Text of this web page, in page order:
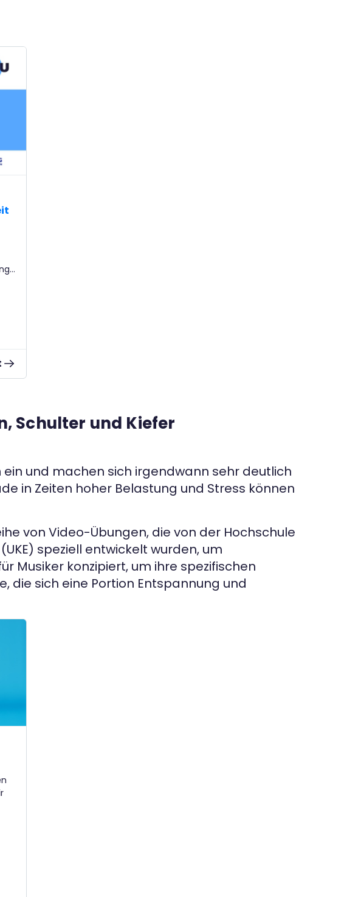
Schulter und Kiefer
und machen sich irgendwann sehr deutlich
in Zeiten hoher Belastung und Stress können
von Video-Übungen, die von der Hochschule
speziell entwickelt wurden, um
Musiker konzipiert, um ihre spezifischen
die sich eine Portion Entspannung und